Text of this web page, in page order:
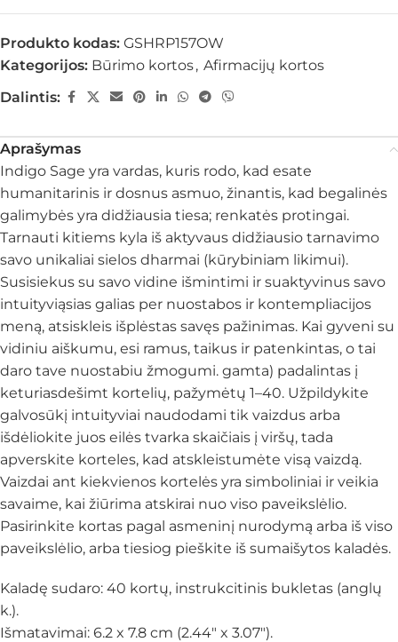
Produkto kodas: GSHRP157OW
Kategorijos: Būrimo kortos, Afirmacijų kortos
Dalintis:
Aprašymas
Indigo Sage yra vardas, kuris rodo, kad esate
humanitarinis ir dosnus asmuo, žinantis, kad begalinės
galimybės yra didžiausia tiesa; renkatės protingai.
Tarnauti kitiems kyla iš aktyvaus didžiausio tarnavimo
savo unikaliai sielos dharmai (kūrybiniam likimui).
Susisiekus su savo vidine išmintimi ir suaktyvinus savo
intuityviąsias galias per nuostabos ir kontempliacijos
meną, atsiskleis išplėstas savęs pažinimas. Kai gyveni su
vidiniu aiškumu, esi ramus, taikus ir patenkintas, o tai
daro tave nuostabiu žmogumi. gamta) padalintas į
keturiasdešimt kortelių, pažymėtų 1–40. Užpildykite
galvosūkį intuityviai naudodami tik vaizdus arba
išdėliokite juos eilės tvarka skaičiais į viršų, tada
apverskite korteles, kad atskleistumėte visą vaizdą.
Vaizdai ant kiekvienos kortelės yra simboliniai ir veikia
savaime, kai žiūrima atskirai nuo viso paveikslėlio.
Pasirinkite kortas pagal asmeninį nurodymą arba iš viso
paveikslėlio, arba tiesiog pieškite iš sumaišytos kaladės.
Kaladę sudaro: 40 kortų, instrukcitinis bukletas (anglų
k.).
Išmatavimai: 6.2 x 7.8 cm (2.44″ x 3.07″).